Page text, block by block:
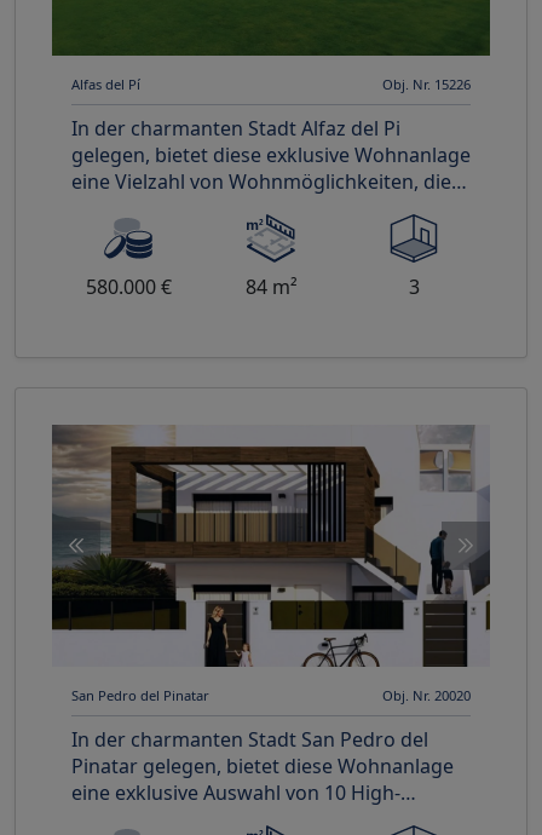
Alfas del Pí Obj. Nr. 15226
In der charmanten Stadt Alfaz del Pi
gelegen, bietet diese exklusive Wohnanlage
eine Vielzahl von Wohnmöglichkeiten, die
unterschiedlichen Bedürfniss
580.000 € 84 m² 3
San Pedro del Pinatar Obj. Nr. 20020
In der charmanten Stadt San Pedro del
Pinatar gelegen, bietet diese Wohnanlage
eine exklusive Auswahl von 10 High-
Bungalow- und Low-Bungalow-Immobili